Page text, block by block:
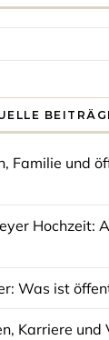
Familie und
Hochzeit:
Was ist
Karriere und